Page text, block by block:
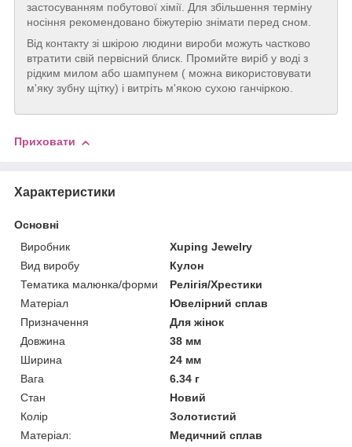
застосуванням побутової хімії. Для збільшення терміну
носіння рекомендовано біжутерію знімати перед сном.
Від контакту зі шкірою людини вироби можуть частково
втратити свій первісний блиск. Промийте виріб у воді з
рідким милом або шампунем ( можна використовувати
м'яку зубну щітку) і витріть м'якою сухою ганчіркою.
Приховати
Характеристики
Основні
Виробник
Xuping Jewelry
Вид виробу
Кулон
Тематика малюнка/форми
Релігія/Хрестики
Матеріал
Ювелірний сплав
Призначення
Для жінок
Довжина
38 мм
Ширина
24 мм
Вага
6.34 г
Стан
Новий
Колір
Золотистий
Матеріал:
Медичний сплав